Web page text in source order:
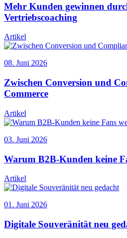
Mehr Kunden gewinnen
Vertriebscoaching
Artikel
08. Juni 2026
Zwischen Conversion und
Commerce
Artikel
03. Juni 2026
Warum B2B-Kunden keine
Artikel
01. Juni 2026
Digitale Souveränität neu